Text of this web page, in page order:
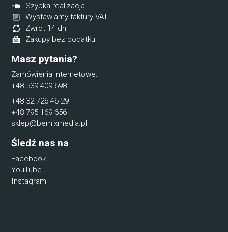
Szybka realizacja
Wystawiamy faktury VAT
Zwrot 14 dni
Zakupy bez podatku
Masz pytania?
Zamówienia internetowe:
+48 539 409 698
+48 32 726 46 29
+48 795 169 656
sklep@bemixmedia.pl
Śledź nas na
Facebook
YouTube
Instagram